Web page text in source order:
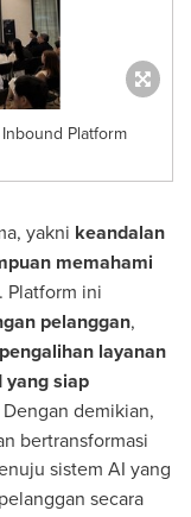
Platform
yakni keandalan
memahami
. Platform ini
pelanggan,
pengalihan layanan
yang siap
Dengan demikian,
bertransformasi
sistem AI yang
secara